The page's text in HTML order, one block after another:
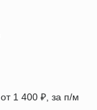
от 1 400 ₽, за п/м